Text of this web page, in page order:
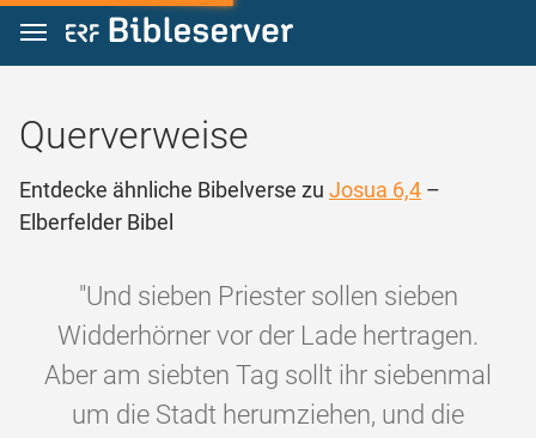
Zum Inhalt springen
Querverweise
Entdecke ähnliche Bibelverse zu Josua 6,4 –
Elberfelder Bibel
"Und sieben Priester sollen sieben
Widderhörner vor der Lade hertragen.
Aber am siebten Tag sollt ihr siebenmal
um die Stadt herumziehen, und die